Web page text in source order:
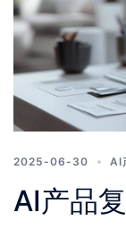
2025-06-30 AI
AI产品